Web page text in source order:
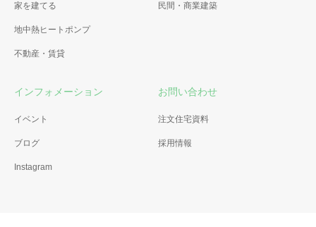
家を建てる
地中熱ヒートポンプ
不動産・賃貸
民間・商業建築
インフォメーション
イベント
ブログ
Instagram
お問い合わせ
注文住宅資料
採用情報